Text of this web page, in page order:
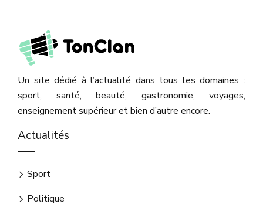
Un site dédié à l’actualité dans tous les domaines :
sport, santé, beauté, gastronomie, voyages,
enseignement supérieur et bien d’autre encore.
Actualités
Sport
Politique